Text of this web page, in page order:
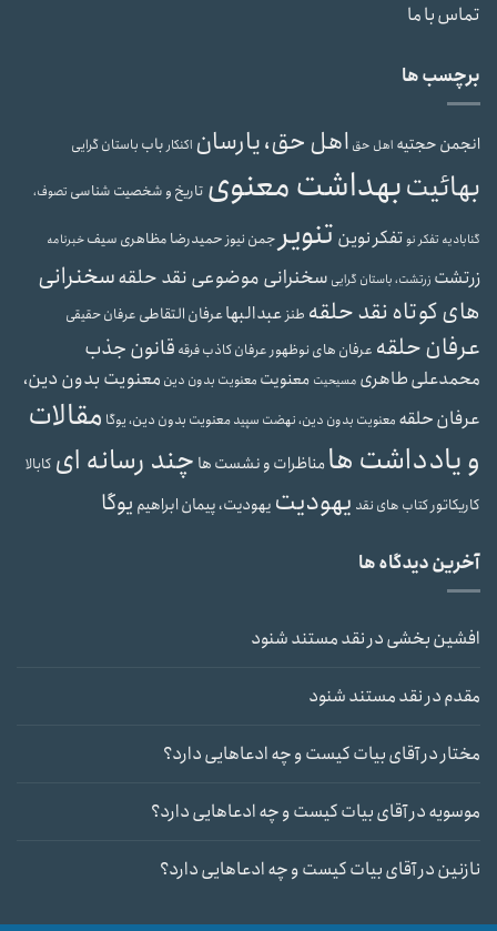
تماس با ما
برچسب ها
انجمن حجتیه اهل حق اهل حق، یارسان اکنکارباب باستان گرایی
بهائیتبهداشت معنوی تاریخ و شخصیت شناسی تصوف،
گنابادیه تفکر نوتفکر نوین تنویر جمن نیوزحمیدرضا مظاهری سیفخبرنامه
زرتشت زرتشت، باستان گرایی سخنرانی موضوعی نقد حلقهسخنرانی
های کوتاه نقد حلقه طنزعبدالبهاعرفان التقاطی عرفان حقیقی
عرفان حلقه عرفان های نوظهورعرفان کاذبفرقه قانون جذب
محمدعلی طاهری مسیحیت معنویت معنویت بدون دین معنویت بدون دین،
عرفان حلقه معنویت بدون دین، نهضت سپیدمعنویت بدون دین، یوگا مقالات
و یادداشت هامناظرات و نشست ها چند رسانه ای کابالا
کاریکاتورکتاب های نقد یهودیت یهودیت، پیمان ابراهیم یوگا
آخرین دیدگاه ها
افشین بخشیدرنقد مستند شنود
مقدمدرنقد مستند شنود
مختاردرآقای بیات کیست و چه ادعاهایی دارد؟
موسویهدرآقای بیات کیست و چه ادعاهایی دارد؟
نازنیندرآقای بیات کیست و چه ادعاهایی دارد؟